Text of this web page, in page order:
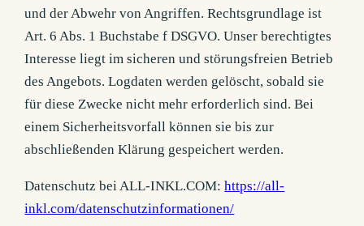
und der Abwehr von Angriffen. Rechtsgrundlage ist
Art. 6 Abs. 1 Buchstabe f DSGVO. Unser berechtigtes
Interesse liegt im sicheren und störungsfreien Betrieb
des Angebots. Logdaten werden gelöscht, sobald sie
für diese Zwecke nicht mehr erforderlich sind. Bei
einem Sicherheitsvorfall können sie bis zur
abschließenden Klärung gespeichert werden.
Datenschutz bei ALL-INKL.COM:https://all-
inkl.com/datenschutzinformationen/